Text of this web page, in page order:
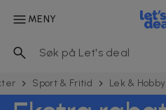
MENY
Sport & Fritid Lek & Hobby